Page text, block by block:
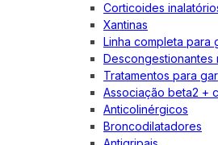
Corticoides
Xantinas
Linha completa para
Descongestionantes
Tratamentos para
Associação beta2 +
Anticolinérgicos
Broncodilatadores